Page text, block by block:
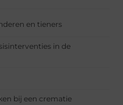
en tieners
in de
bij een crematie